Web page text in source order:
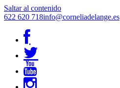
Saltar al contenido
622 620 718info@corneliadelange.es